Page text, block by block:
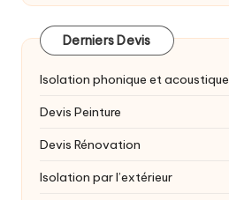
Derniers Devis
Isolation phonique et acoustique
Devis Peinture
Devis Rénovation
Isolation par l’extérieur